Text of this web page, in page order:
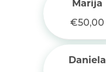
Marija
€50,00
Daniela